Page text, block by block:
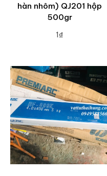
hàn nhôm) QJ201 hộp
500gr
1₫